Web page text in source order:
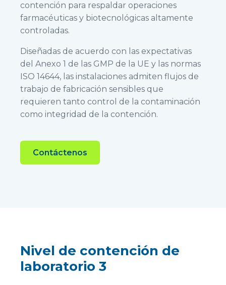
contención para respaldar operaciones
farmacéuticas y biotecnológicas altamente
controladas.
Diseñadas de acuerdo con las expectativas
del Anexo 1 de las GMP de la UE y las normas
ISO 14644, las instalaciones admiten flujos de
trabajo de fabricación sensibles que
requieren tanto control de la contaminación
como integridad de la contención.
Contáctenos
Nivel de contención de
laboratorio 3